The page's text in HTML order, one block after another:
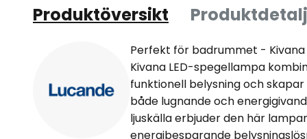
Produktöversikt
Perfekt för badrummet -
Kivana LED-spegellampa
funktionell belysning och
både lugnande och
ljuskälla erbjuder den här
energibesparande